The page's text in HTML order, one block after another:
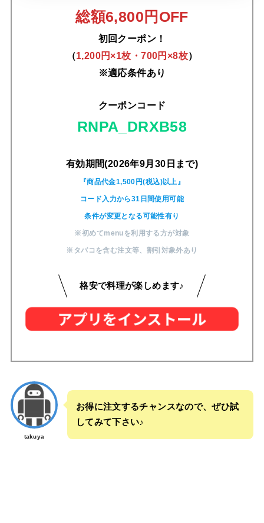
総額6,800円OFF
初回クーポン！
（1,200円×1枚・700円×8枚）
※適応条件あり
クーポンコード
RNPA_DRXB58
有効期間(2026年9月30日まで)
『商品代金1,500円(税込)以上』
コード入力から31日間使用可能
条件が変更となる可能性有り
※初めてmenuを利用する方が対象
※タバコを含む注文等 割引対象外あり
格安で料理が楽しめます♪
takuya
お得に注文するチャンスなので、ぜひ試
してみて下さい♪